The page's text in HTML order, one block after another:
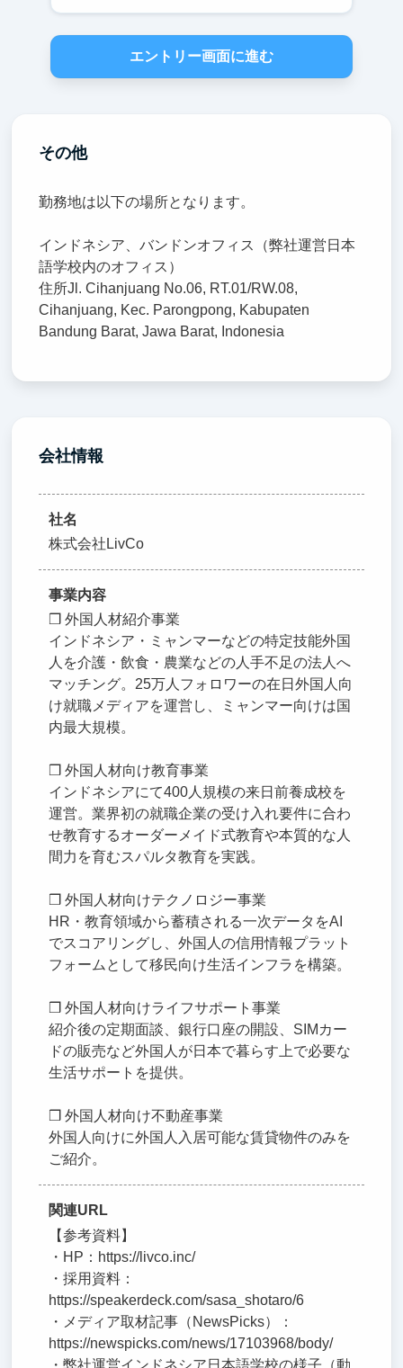
エントリー画面に進む
その他
勤務地は以下の場所となります。
インドネシア、バンドンオフィス（弊社運営日本
語学校内のオフィス）
住所Jl. Cihanjuang No.06, RT.01/RW.08,
Cihanjuang, Kec. Parongpong, Kabupaten
Bandung Barat, Jawa Barat, Indonesia
会社情報
社名
株式会社LivCo
事業内容
❒ 外国人材紹介事業
インドネシア・ミャンマーなどの特定技能外国
人を介護・飲食・農業などの人手不足の法人へ
マッチング。25万人フォロワーの在日外国人向
け就職メディアを運営し、ミャンマー向けは国
内最大規模。
❒ 外国人材向け教育事業
インドネシアにて400人規模の来日前養成校を
運営。業界初の就職企業の受け入れ要件に合わ
せ教育するオーダーメイド式教育や本質的な人
間力を育むスパルタ教育を実践。
❒ 外国人材向けテクノロジー事業
HR・教育領域から蓄積される一次データをAI
でスコアリングし、外国人の信用情報プラット
フォームとして移民向け生活インフラを構築。
❒ 外国人材向けライフサポート事業
紹介後の定期面談、銀行口座の開設、SIMカー
ドの販売など外国人が日本で暮らす上で必要な
生活サポートを提供。
❒ 外国人材向け不動産事業
外国人向けに外国人入居可能な賃貸物件のみを
ご紹介。
関連URL
【参考資料】
・HP：https://livco.inc/
・採用資料：
https://speakerdeck.com/sasa_shotaro/6
・メディア取材記事（NewsPicks）：
https://newspicks.com/news/17103968/body/
・弊社運営インドネシア日本語学校の様子（動